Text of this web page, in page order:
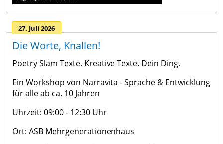
27. Juli 2026
Die Worte, Knallen!
Poetry Slam Texte. Kreative Texte. Dein Ding.
Ein Workshop von Narravita - Sprache & Entwicklung
für alle ab ca. 10 Jahren
Uhrzeit: 09:00 - 12:30 Uhr
Ort: ASB Mehrgenerationenhaus